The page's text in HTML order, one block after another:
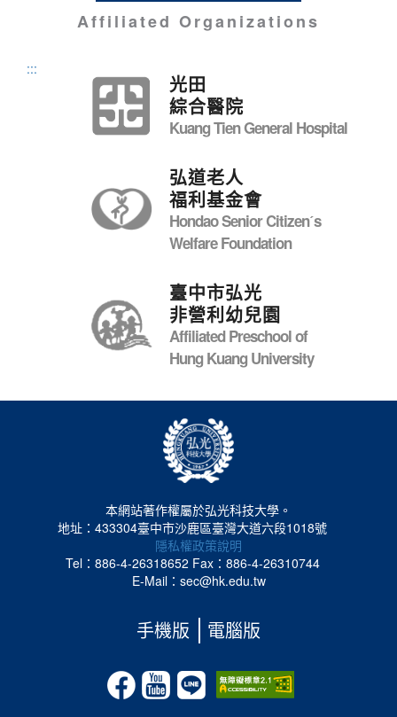
Affiliated Organizations
:::
光田
綜合醫院
Kuang Tien General Hospital
弘道老人
福利基金會
Hondao Senior Citizenˊs
Welfare Foundation
臺中市弘光
非營利幼兒園
Affiliated Preschool of
Hung Kuang University
本網站著作權屬於弘光科技大學。
地址：433304臺中市沙鹿區臺灣大道六段1018號
隱私權政策說明
Tel：886-4-26318652 Fax：886-4-26310744
E-Mail：sec@hk.edu.tw
手機版 電腦版